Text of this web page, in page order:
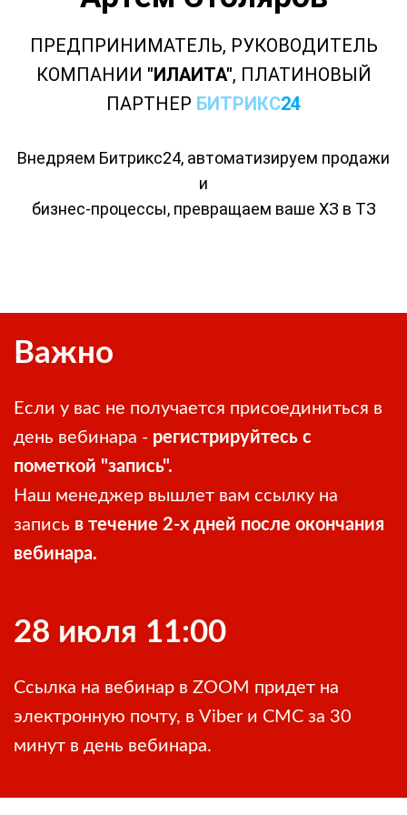
ПРЕДПРИНИМАТЕЛЬ, РУКОВОДИТЕЛЬ
КОМПАНИИ "ИЛАИТА", ПЛАТИНОВЫЙ
ПАРТНЕР БИТРИКС24
Внедряем Битрикс24, автоматизируем продажи
и
бизнес-процессы, превращаем ваше ХЗ в ТЗ
Важно
Если у вас не получается присоединиться в
день вебинара - регистрируйтесь с
пометкой "запись".
Наш менеджер вышлет вам ссылку на
запись в течение 2-х дней после окончания
вебинара.
28 июля 11:00
Ссылка на вебинар в ZOOM придет на
электронную почту, в Viber и СМС за 30
минут в день вебинара.